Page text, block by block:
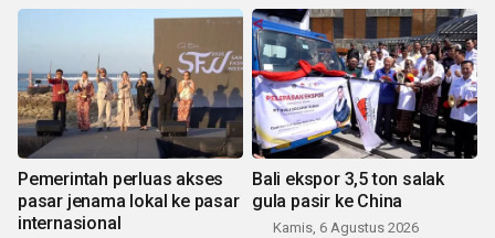
Pemerintah perluas akses
pasar jenama lokal ke pasar
internasional
Bali ekspor 3,5 ton salak
gula pasir ke China
Kamis, 6 Agustus 2026